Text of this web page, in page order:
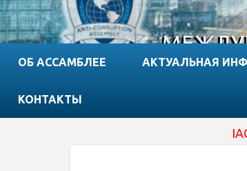
ОБ АССАМБЛЕЕ АКТУАЛЬНАЯ
КОНТАКТЫ
IACA